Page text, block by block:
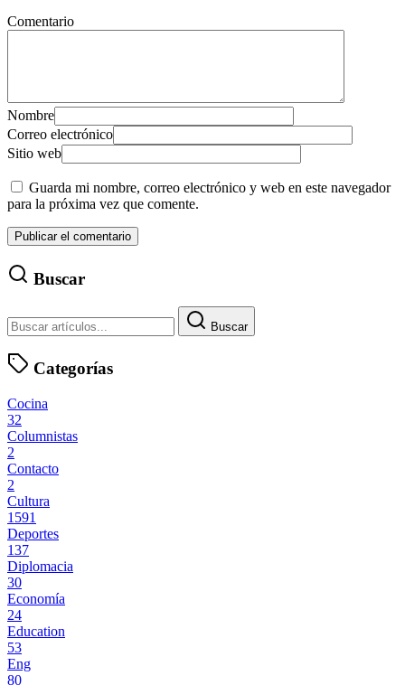
Comentario
Nombre
Correo electrónico
Sitio web
Guarda mi nombre, correo electrónico y web en este navegador
para la próxima vez que comente.
Buscar
Buscar
Categorías
Cocina
32
Columnistas
2
Contacto
2
Cultura
1591
Deportes
137
Diplomacia
30
Economía
24
Education
53
Eng
80